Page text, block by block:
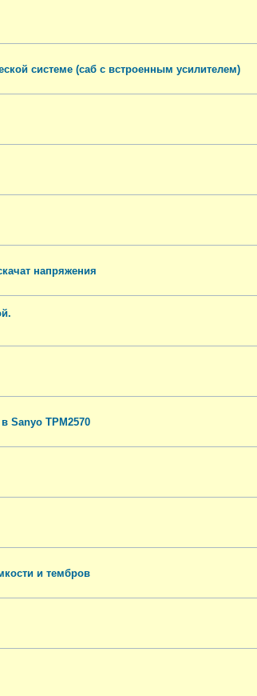
системе (саб с встроенным усилителем)
напряжения
Sanyo TPM2570
и тембров